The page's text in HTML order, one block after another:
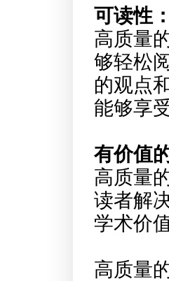
可读性：
高质量
够轻松
的观点
能够享
有价值
高质量
读者解
学术价
高质量